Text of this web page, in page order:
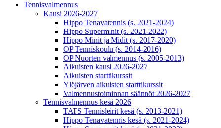
Tennisvalmennus
Kausi 2026-2027
Hippo Tenavatennis (s. 2021-2024)
Hippo Superminit (s. 2021-2022)
Hippo Minit ja Midit (s. 2017-2020)
OP Tenniskoulu (s. 2014-2016)
OP Nuorten valmennus (s. 2005-2013)
Aikuisten kausi 2026-2027
Aikuisten starttikurssit
Ylöjärven aikuisten starttikurssit
Valmennustoiminnan säännöt 2026-2027
Tennisvalmennus kesä 2026
TATS Tennisleirit kesä (s. 2013-2021)
Hippo Tenavatennis kesä (s. 2021-2024)